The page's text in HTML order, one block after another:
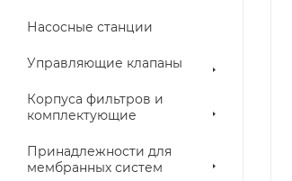
Насосные станции
Управляющие клапаны
Корпуса фильтров и
комплектующие
Принадлежности для
мембранных систем